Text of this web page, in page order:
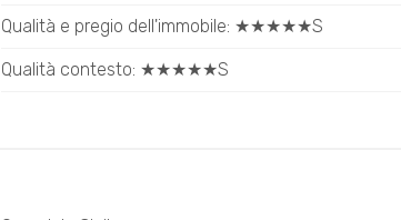
Qualità e pregio dell'immobile: ★★★★★S
Qualità contesto: ★★★★★S